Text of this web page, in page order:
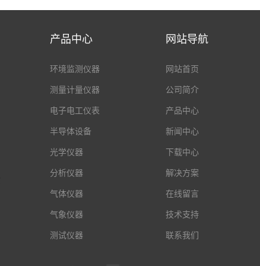
产品中心
环境监测仪器
测量计量仪器
电子电工仪表
半导体设备
光学仪器
分析仪器
气体仪器
气象仪器
测试仪器
网站导航
网站首页
公司简介
产品中心
新闻中心
下载中心
解决方案
在线留言
技术支持
联系我们